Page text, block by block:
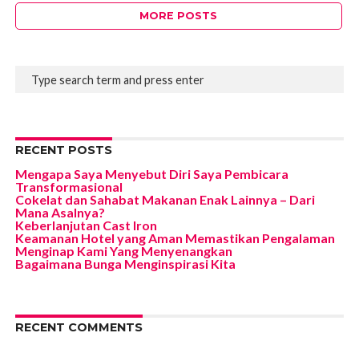
MORE POSTS
RECENT POSTS
Mengapa Saya Menyebut Diri Saya Pembicara
Transformasional
Cokelat dan Sahabat Makanan Enak Lainnya – Dari
Mana Asalnya?
Keberlanjutan Cast Iron
Keamanan Hotel yang Aman Memastikan Pengalaman
Menginap Kami Yang Menyenangkan
Bagaimana Bunga Menginspirasi Kita
RECENT COMMENTS